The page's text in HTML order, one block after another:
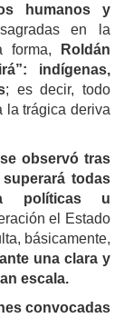
humanos y
en la
forma,
Roldán
indígenas,
; es decir, todo
la trágica deriva
observó tras
todas
políticas u
el Estado
básicamente,
una clara y
escala.
convocadas